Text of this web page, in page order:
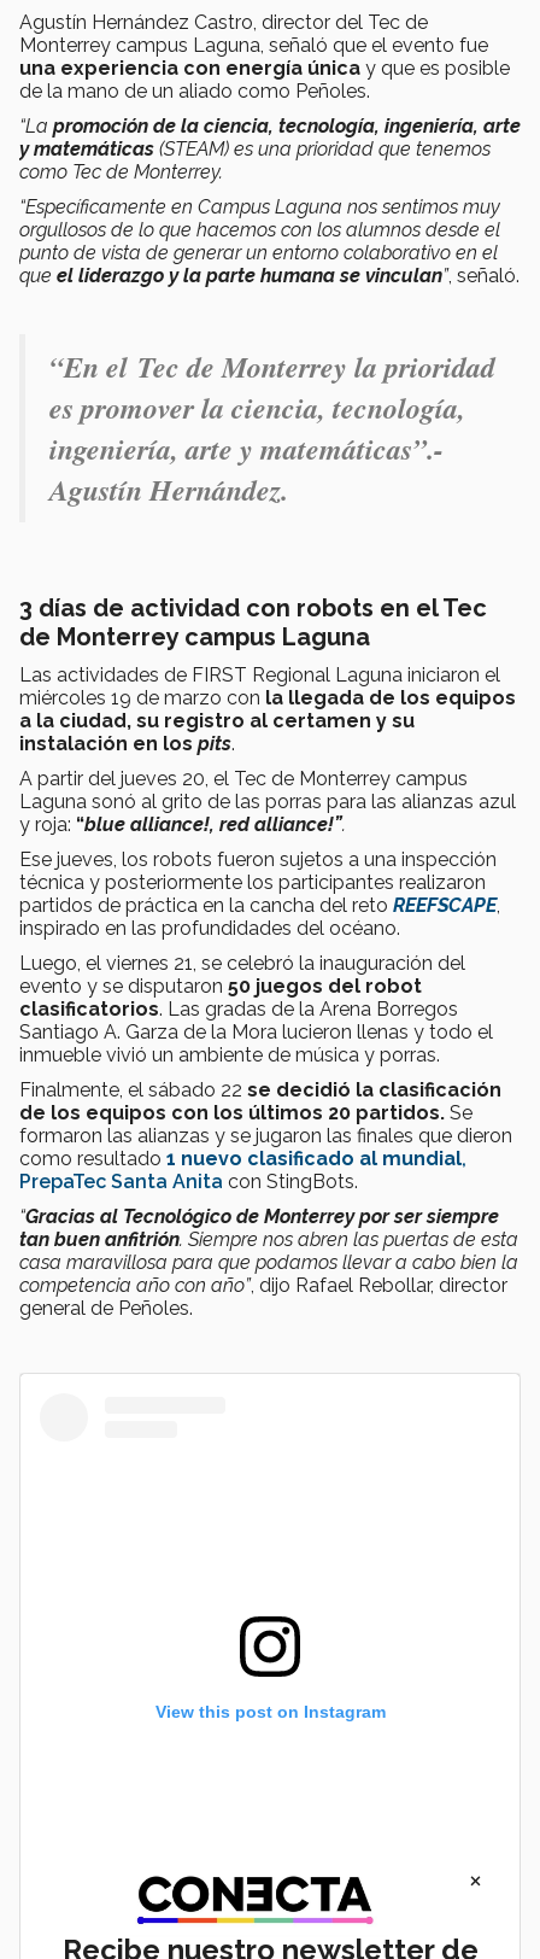
Agustín Hernández Castro, director del Tec de
Monterrey campus Laguna, señaló que el evento fue
una experiencia con energía única y que es posible
de la mano de un aliado como Peñoles.
“La promoción de la ciencia, tecnología, ingeniería, arte
y matemáticas (STEAM) es una prioridad que tenemos
como Tec de Monterrey.
“Específicamente en Campus Laguna nos sentimos muy
orgullosos de lo que hacemos con los alumnos desde el
punto de vista de generar un entorno colaborativo en el
que el liderazgo y la parte humana se vinculan”, señaló.
“En el Tec de Monterrey la prioridad
es promover la ciencia, tecnología,
ingeniería, arte y matemáticas”.-
Agustín Hernández.
3 días de actividad con robots en el Tec
de Monterrey campus Laguna
Las actividades de FIRST Regional Laguna iniciaron el
miércoles 19 de marzo con la llegada de los equipos
a la ciudad, su registro al certamen y su
instalación en los pits.
A partir del jueves 20, el Tec de Monterrey campus
Laguna sonó al grito de las porras para las alianzas azul
y roja: “blue alliance!, red alliance!”.
Ese jueves, los robots fueron sujetos a una inspección
técnica y posteriormente los participantes realizaron
partidos de práctica en la cancha del reto REEFSCAPE,
inspirado en las profundidades del océano.
Luego, el viernes 21, se celebró la inauguración del
evento y se disputaron 50 juegos del robot
clasificatorios. Las gradas de la Arena Borregos
Santiago A. Garza de la Mora lucieron llenas y todo el
inmueble vivió un ambiente de música y porras.
Finalmente, el sábado 22 se decidió la clasificación
de los equipos con los últimos 20 partidos. Se
formaron las alianzas y se jugaron las finales que dieron
como resultado 1 nuevo clasificado al mundial,
PrepaTec Santa Anita con StingBots.
“Gracias al Tecnológico de Monterrey por ser siempre
tan buen anfitrión. Siempre nos abren las puertas de esta
casa maravillosa para que podamos llevar a cabo bien la
competencia año con año”, dijo Rafael Rebollar, director
general de Peñoles.
View this post on Instagram
×
Recibe nuestro newsletter de